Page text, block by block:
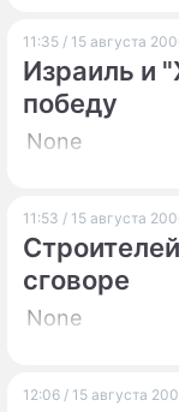
11:35 / 15 августа
Израиль и
победу
None
11:53 / 15 августа
сговоре
None
12:06 / 15 августа